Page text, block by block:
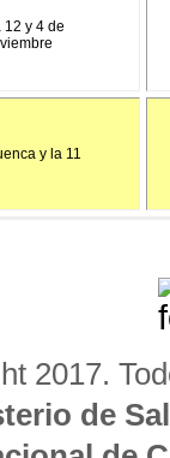
12 y 4 de
y la 11
2017.
de